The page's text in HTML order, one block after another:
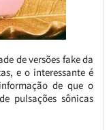
de versões fake da
e o interessante é
de que o
pulsações sônicas